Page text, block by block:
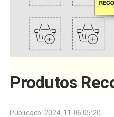
Produtos
Publicado: 2024-11-06 05:20